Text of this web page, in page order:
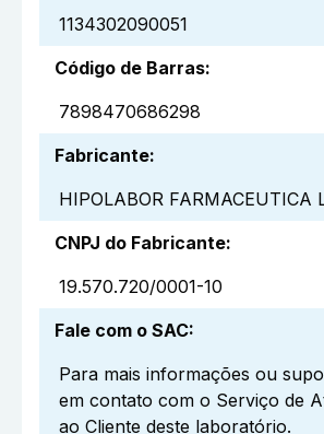
1134302090051
Código de Barras:
7898470686298
Fabricante:
HIPOLABOR FARMACEUTICA
CNPJ do Fabricante:
19.570.720/0001-10
Fale com o SAC:
Para mais informações ou
em contato com o Serviço de
ao Cliente deste laboratório.